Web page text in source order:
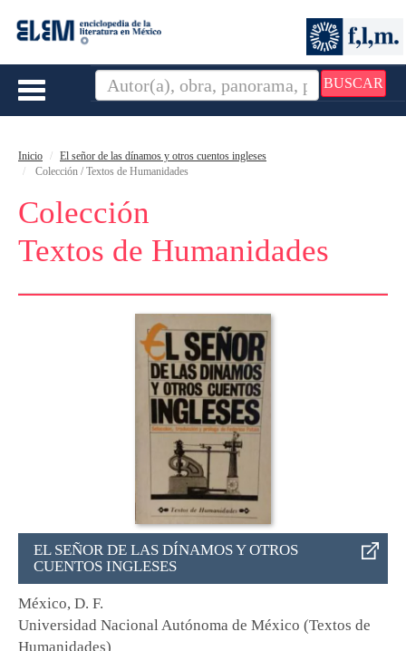
BUSCAR
Toggle
Inicio
El señor de las dínamos y otros cuentos ingleses
Colección / Textos de Humanidades
Colección
Textos de Humanidades
EL SEÑOR DE LAS DÍNAMOS Y OTROS
CUENTOS INGLESES
México, D. F.
Universidad Nacional Autónoma de México (Textos de
Humanidades)